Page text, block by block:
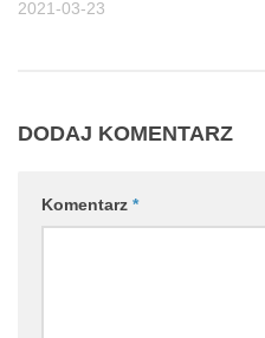
2021-03-23
DODAJ KOMENTARZ
Komentarz *